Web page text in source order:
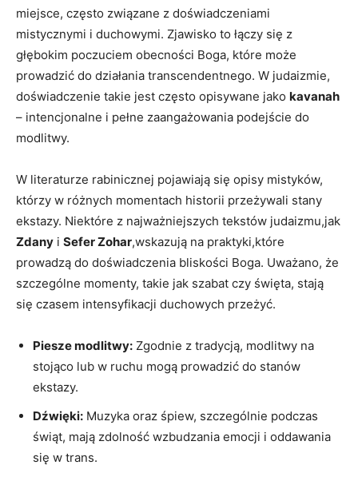
miejsce, ‍często związane z doświadczeniami
mistycznymi i ⁤duchowymi. Zjawisko to łączy się z
głębokim poczuciem obecności Boga,​ które może
prowadzić do działania ⁤transcendentnego. W judaizmie,
doświadczenie takie jest często opisywane jako kavanah
– intencjonalne i pełne zaangażowania podejście do
modlitwy.
W literaturze rabinicznej pojawiają się opisy mistyków,
którzy ‍w różnych ⁢momentach historii przeżywali stany​
ekstazy. Niektóre z najważniejszych tekstów judaizmu,jak
Zdany i Sefer Zohar,wskazują na praktyki,które
prowadzą do doświadczenia bliskości Boga.⁤ Uważano,⁢ że
szczególne momenty, takie jak szabat‌ czy święta, stają
się czasem intensyfikacji duchowych przeżyć.
Piesze⁤ modlitwy: Zgodnie z tradycją, modlitwy na
stojąco lub w ruchu mogą⁣ prowadzić do stanów
ekstazy.
Dźwięki: Muzyka⁢ oraz śpiew, szczególnie ​podczas
świąt, mają zdolność wzbudzania emocji i oddawania⁤
się w trans.